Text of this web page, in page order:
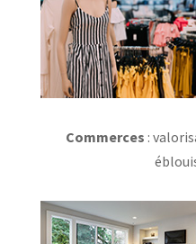
Commerces :